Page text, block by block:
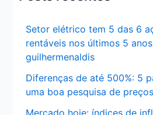
Setor elétrico tem 5 das 6
rentáveis nos últimos 5
guilhermenaldis
Diferenças de até 500%: 5
uma boa pesquisa de
Mercado hoje: índices de